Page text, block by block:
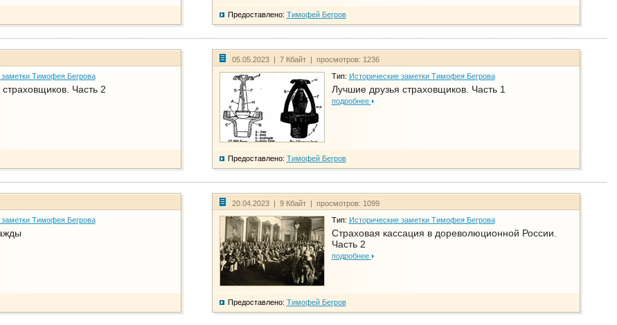
Предоставлено: Тимофей Бегров
заметки Тимофея Бегрова
Часть 2
05.05.2023 | 7 Кбайт | просмотров: 1236
Тип: Исторические заметки Тимофея Бегрова
Лучшие друзья страховщиков. Часть 1
подробнее
Предоставлено: Тимофей Бегров
заметки Тимофея Бегрова
20.04.2023 | 9 Кбайт | просмотров: 1099
Тип: Исторические заметки Тимофея Бегрова
Страховая кассация в дореволюционной России.
Часть 2
подробнее
Предоставлено: Тимофей Бегров